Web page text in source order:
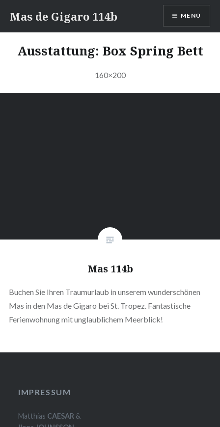
Inhalt
springen
Mas de Gigaro 114b MENÜ
Ausstattung: Box Spring Bett
160×200
Mas 114b
Buchen Sie Ihren Traumurlaub in unserem wunderschönen
Mas in den Mas de Gigaro bei St. Tropez. Fantastische
Ferienwohnung mit unglaublichem Meerblick!
IMPRESSUM
Matthias CAESAR &